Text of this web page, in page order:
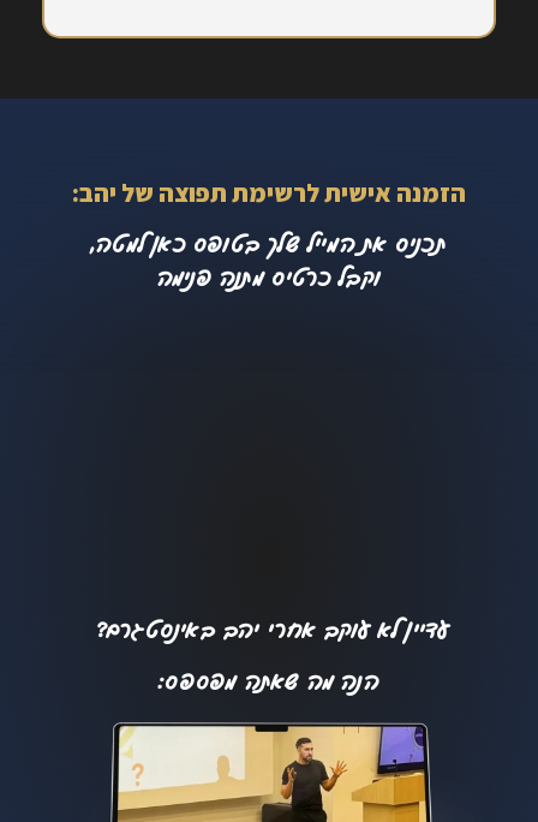
הזמנה אישית לרשימת תפוצה של יהב:
תכניס את המייל שלך בטופס כאן למטה,
וקבל כרטיס מתנה פנימה
עדיין לא עוקב אחרי יהב באינסטגרם?
הנה מה שאתה מפספס: